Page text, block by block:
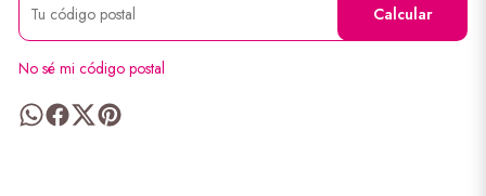
Calcular
No sé mi código postal